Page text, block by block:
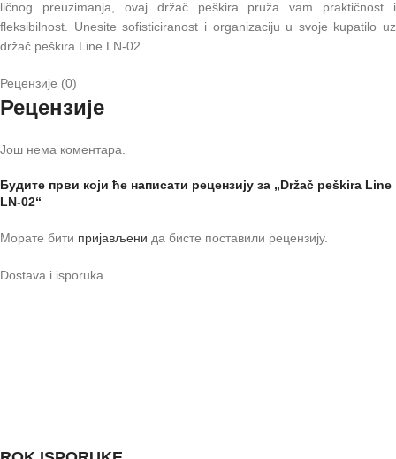
ličnog preuzimanja, ovaj držač peškira pruža vam praktičnost i
fleksibilnost. Unesite sofisticiranost i organizaciju u svoje kupatilo uz
držač peškira Line LN-02.
Рецензије (0)
Рецензије
Још нема коментара.
Будите први који ће написати рецензију за „Držač peškira Line
LN-02“
Морате бити пријављени да бисте поставили рецензију.
Dostava i isporuka